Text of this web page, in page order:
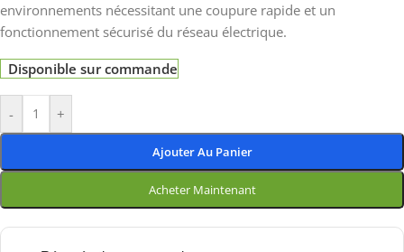
environnements nécessitant une coupure rapide et un
fonctionnement sécurisé du réseau électrique.
Disponible sur commande
- +
Ajouter Au Panier
Acheter Maintenant